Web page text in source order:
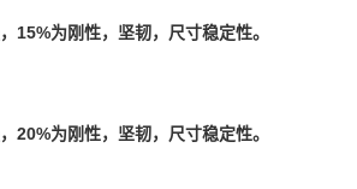
15%为刚性，坚韧，尺寸稳定性。
20%为刚性，坚韧，尺寸稳定性。